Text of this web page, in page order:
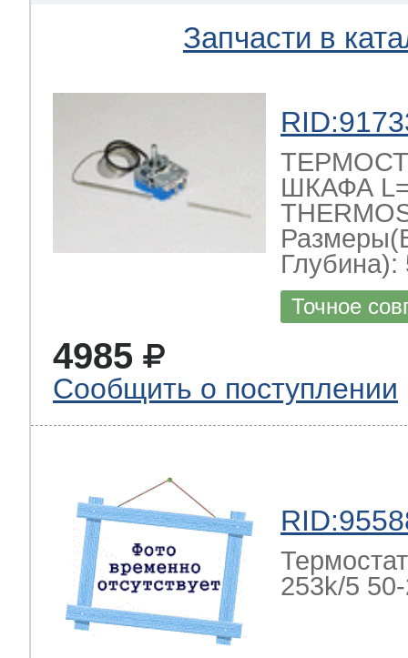
Запчасти в
ШКАФА
Глубина):
Точное
4985
Сообщить о поступлении
253k/5